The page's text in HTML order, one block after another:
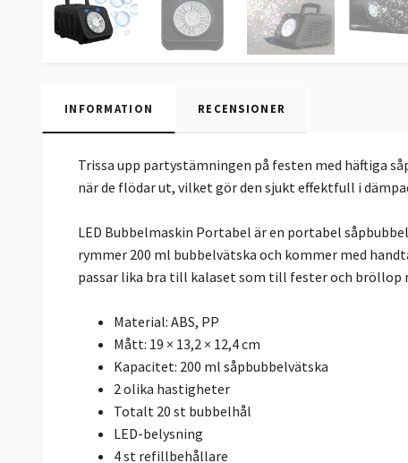
INFORMATION RECENSIONER
Trissa upp partystämningen på festen med häftiga
när de flödar ut, vilket gör den sjukt effektfull i
LED Bubbelmaskin Portabel är en portabel
rymmer 200 ml bubbelvätska och kommer med
passar lika bra till kalaset som till fester och bröllop
Material: ABS, PP
Mått: 19 × 13,2 × 12,4 cm
Kapacitet: 200 ml såpbubbelvätska
2 olika hastigheter
Totalt 20 st bubbelhål
LED-belysning
4 st refillbehållare